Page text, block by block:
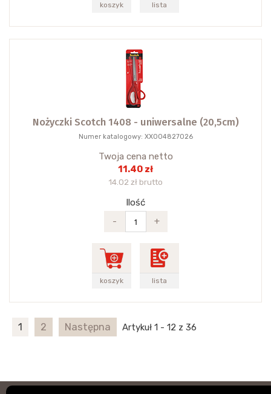
koszyk lista
Nożyczki Scotch 1408 - uniwersalne (20,5cm)
Numer katalogowy: XX004827026
Twoja cena netto
11.40 zł
14.02 zł brutto
Ilość
-
+
koszyk lista
1 2 Następna Artykuł 1 - 12 z 36